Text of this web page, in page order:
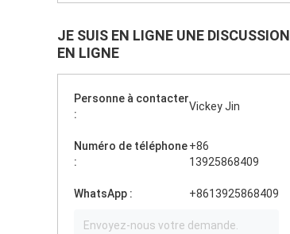
JE SUIS EN LIGNE UNE DISCUSSION
EN LIGNE
Personne à contacter
:
Vickey Jin
Numéro de téléphone
:
+86
13925868409
WhatsApp : +8613925868409